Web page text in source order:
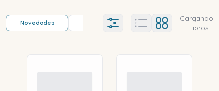
Novedades Título (a-z) Título (z-a)
Ajustes abierto
Cargando
libros...